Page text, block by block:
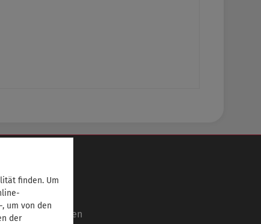
uns
Autoren
finden. Um
um von den
der